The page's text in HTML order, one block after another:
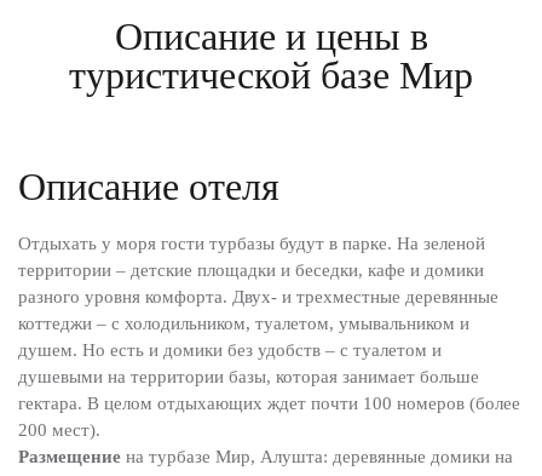
Описание и цены в
туристической базе Мир
Описание отеля
Отдыхать у моря гости турбазы будут в парке. На зеленой
территории – детские площадки и беседки, кафе и домики
разного уровня комфорта. Двух- и трехместные деревянные
коттеджи – с холодильником, туалетом, умывальником и
душем. Но есть и домики без удобств – с туалетом и
душевыми на территории базы, которая занимает больше
гектара. В целом отдыхающих ждет почти 100 номеров (более
200 мест).
Размещение на турбазе Мир, Алушта: деревянные домики на